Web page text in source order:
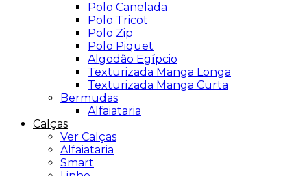
Polo Canelada
Polo Tricot
Polo Zip
Polo Piquet
Algodão Egípcio
Texturizada Manga Longa
Texturizada Manga Curta
Bermudas
Alfaiataria
Calças
Ver Calças
Alfaiataria
Smart